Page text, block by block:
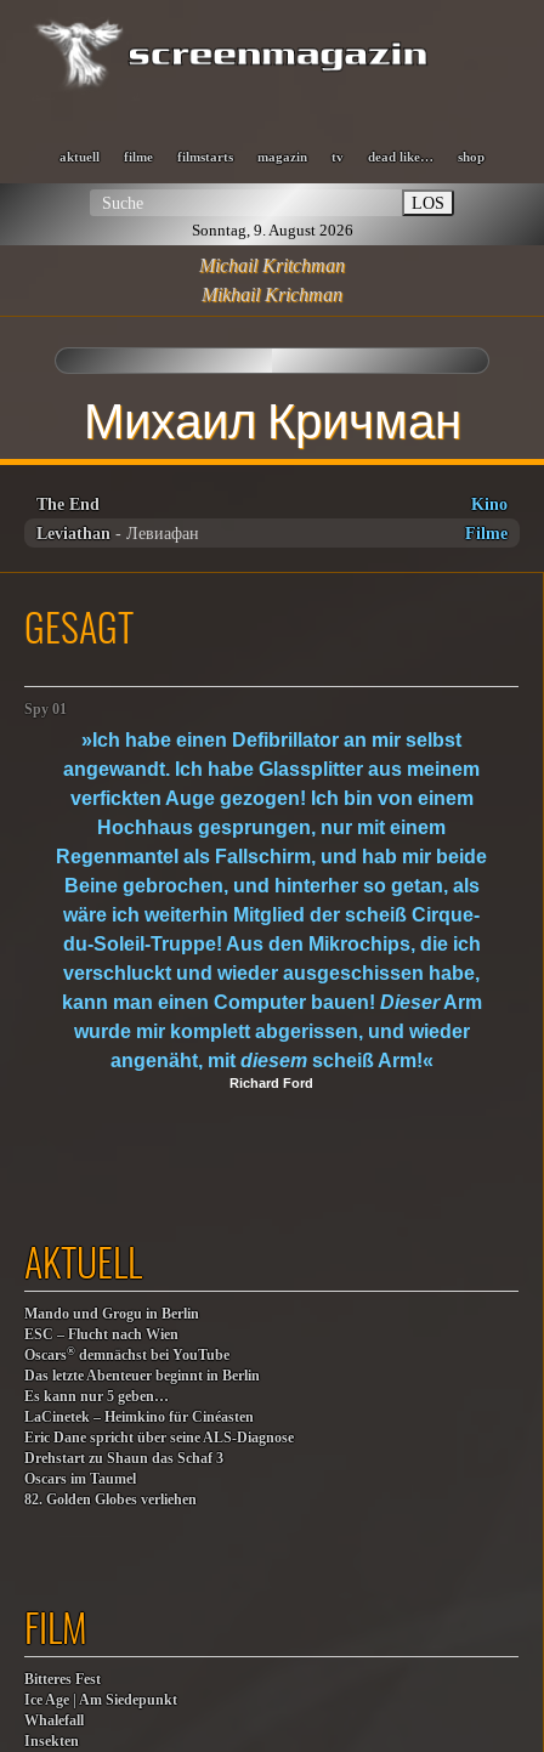
aktuell filme filmstarts magazin tv dead like… shop
LOS
Sonntag, 9. August 2026
Михаил Кричман
Michail Kritchman
Mikhail Krichman
The End
Kino
Leviathan - Левиафан Filme
GESAGT
Spy 01
»Ich habe einen Defibrillator an mir selbst
angewandt. Ich habe Glassplitter aus meinem
verfickten Auge gezogen! Ich bin von einem
Hochhaus gesprungen, nur mit einem
Regenmantel als Fallschirm, und hab mir beide
Beine gebrochen, und hinterher so getan, als
wäre ich weiterhin Mitglied der scheiß Cirque-
du-Soleil-Truppe! Aus den Mikrochips, die ich
verschluckt und wieder ausgeschissen habe,
kann man einen Computer bauen! DieserArm
wurde mir komplett abgerissen, und wieder
angenäht, mit diesemscheiß Arm!«
Richard Ford
AKTUELL
Mando und Grogu in Berlin
ESC – Flucht nach Wien
Oscars® demnächst bei YouTube
Das letzte Abenteuer beginnt in Berlin
Es kann nur 5 geben…
LaCinetek – Heimkino für Cinéasten
Eric Dane spricht über seine ALS-Diagnose
Drehstart zu Shaun das Schaf 3
Oscars im Taumel
82. Golden Globes verliehen
FILM
Bitteres Fest
Ice Age | Am Siedepunkt
Whalefall
Insekten